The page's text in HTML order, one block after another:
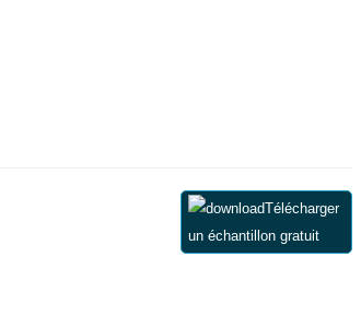
Télécharger
un échantillon gratuit